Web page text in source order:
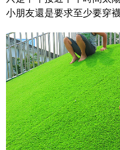
小朋友還是要求至少要穿